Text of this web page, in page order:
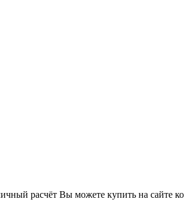
расчёт Вы можете купить на сайте